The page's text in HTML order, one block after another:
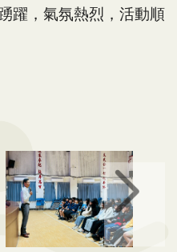
躍，氣氛熱烈，活動順